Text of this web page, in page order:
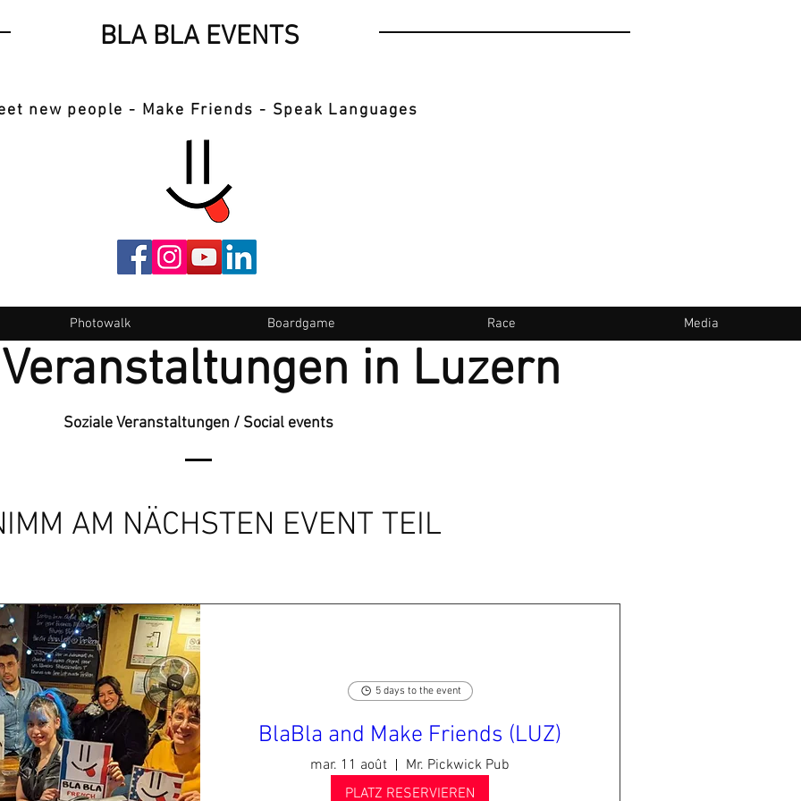
BLA BLA EVENTS
new people - Make Friends - Speak Languages
Photowalk Boardgame Race Media
in Luzern
Soziale Veranstaltungen / Social events
AM NÄCHSTEN EVENT TEIL
5 days to the event
BlaBla and Make Friends (LUZ)
mar. 11 août
Mr. Pickwick Pub
PLATZ RESERVIEREN